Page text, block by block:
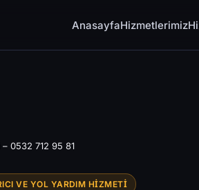
AnasayfaHizmetlerimiz
0532 712 95 81
VE YOL YARDIM HIZMETI